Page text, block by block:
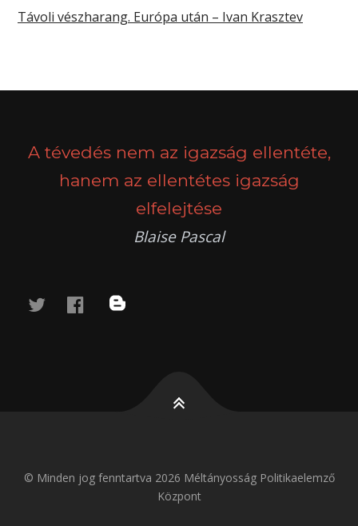
Távoli vészharang. Európa után – Ivan Krasztev
A tévedés nem az igazság ellentéte,
hanem az ellentétes igazság
elfelejtése
Blaise Pascal
twitterfacebook
blog
© Minden jog fenntartva 2026 Méltányosság Politikaelemző
Központ